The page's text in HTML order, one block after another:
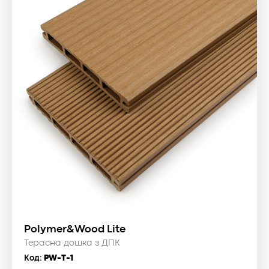
Polymer&Wood Lite
Терасна дошка з ДПК
Код: PW-T-1